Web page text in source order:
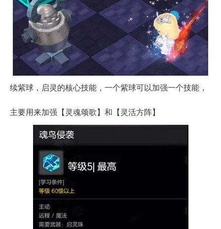
续紫球，启灵的核心技能，一个紫球可以加强一个技能，
主要用来加强【灵魂颂歌】和【灵活方阵】